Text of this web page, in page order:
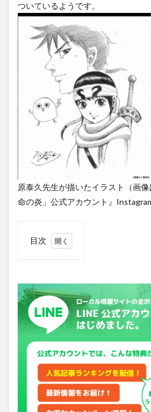
ついているようです。
原泰久先生が描いたイラスト（画
命の炎」公式アカウント』
目次
を体
感し
てほ
しい
と原
先生
は続
待て